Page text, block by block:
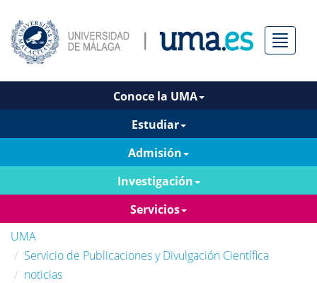
Menú
Conoce la UMA
Estudiar
Admisión
Investigación
Servicios
UMA
Servicio de Publicaciones y Divulgación Científica
noticias